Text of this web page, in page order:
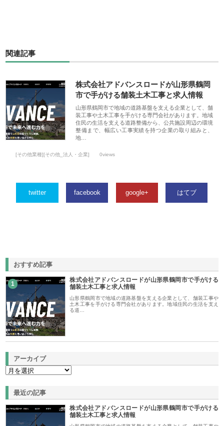
関連記事
株式会社アドバンスロードが山形県鶴岡
市で手がける舗装土木工事と求人情報
山形県鶴岡市で地域の道路基盤を支える企業として、舗
装工事や土木工事を手がける専門会社があります。地域
住民の生活を支える道路整備から、公共施設周辺の環境
整備まで、幅広い工事実績を持つ企業の取り組みと、
地…
[その他業種][その他_法人・企業] 0views
twitter facebook google+ はてブ
おすすめ記事
1
株式会社アドバンスロードが山形県鶴岡市で手がける
舗装土木工事と求人情報
山形県鶴岡市で地域の道路基盤を支える企業として、舗装工事や
土木工事を手がける専門会社があります。地域住民の生活を支え
る道…
アーカイブ
最近の記事
株式会社アドバンスロードが山形県鶴岡市で手がける
舗装土木工事と求人情報